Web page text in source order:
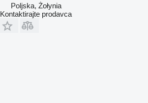
Poljska, Żołynia
Kontaktirajte prodavca